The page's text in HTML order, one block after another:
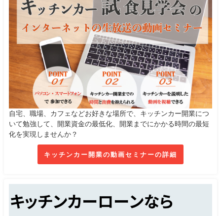
自宅、職場、カフェなどお好きな場所で、キッチンカー開業につ
いて勉強して、開業資金の最低化、開業までにかかる時間の最短
化を実現しませんか？
キッチンカー開業の動画セミナーの詳細